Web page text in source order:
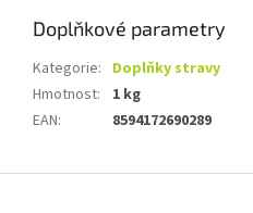
Doplňkové parametry
Kategorie: Doplňky stravy
Hmotnost:
1 kg
EAN: 8594172690289